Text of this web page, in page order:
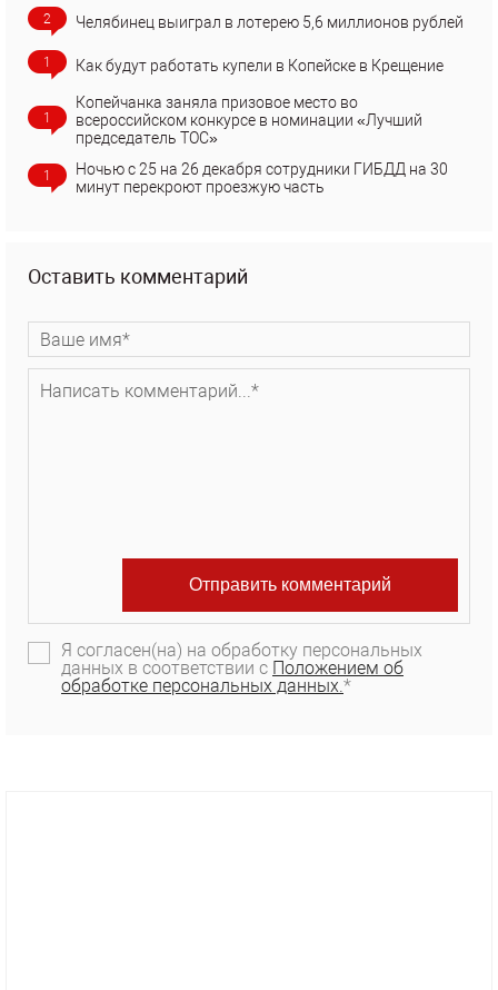
2 Челябинец выиграл в лотерею 5,6 миллионов рублей
1 Как будут работать купели в Копейске в Крещение
1
Копейчанка заняла призовое место во
всероссийском конкурсе в номинации «Лучший
председатель ТОС»
1
Ночью с 25 на 26 декабря сотрудники ГИБДД на 30
минут перекроют проезжую часть
Оставить комментарий
Я согласен(на) на обработку персональных
данных в соответствии с Положением об
обработке персональных данных.*